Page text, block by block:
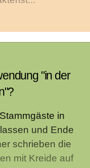
"in der
in
und Ende
schrieben die
mit Kreide auf